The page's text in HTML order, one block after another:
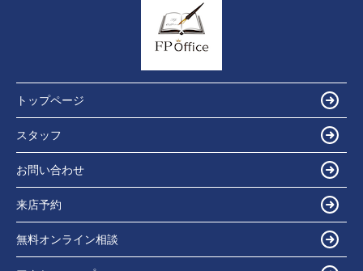
トップページ
スタッフ
お問い合わせ
来店予約
無料オンライン相談